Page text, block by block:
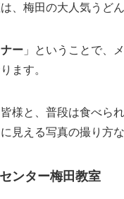
、梅田の大人気うど
ー 」ということで、
ます。
様と、普段は食べら
見える写真の撮り方
ンター梅田教室